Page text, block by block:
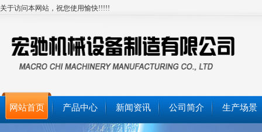
关于访问本网站，祝您使用愉快!!!!!
网站首页 产品中心 新闻资讯 公司简介 生产场景